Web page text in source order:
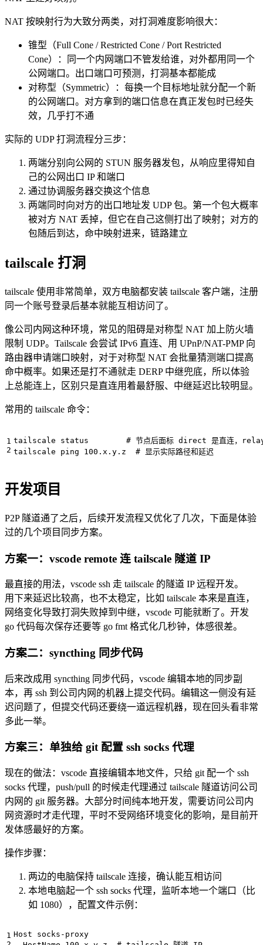
NAT 按映射行为大致分两类，对打洞难度影响很大：
锥型（Full Cone / Restricted Cone / Port Restricted
Cone）：同一个内网端口不管发给谁，对外都用同一个
公网端口。出口端口可预测，打洞基本都能成
对称型（Symmetric）：每换一个目标地址就分配一个新
的公网端口。对方拿到的端口信息在真正发包时已经失
效，几乎打不通
实际的 UDP 打洞流程分三步：
两端分别向公网的 STUN 服务器发包，从响应里得知自
己的公网出口 IP 和端口
通过协调服务器交换这个信息
两端同时向对方的出口地址发 UDP 包。第一个包大概率
被对方 NAT 丢掉，但它在自己这侧打出了映射；对方的
包随后到达，命中映射进来，链路建立
tailscale 打洞
tailscale 使用非常简单，双方电脑都安装 tailscale 客户端，注册
同一个账号登录后基本就能互相访问了。
像公司内网这种环境，常见的阻碍是对称型 NAT 加上防火墙
限制 UDP。Tailscale 会尝试 IPv6 直连、用 UPnP/NAT-PMP 向
路由器申请端口映射，对于对称型 NAT 会批量猜测端口提高
命中概率。如果还是打不通就走 DERP 中继兜底，所以体验
上总能连上，区别只是直连用着最舒服、中继延迟比较明显。
常用的 tailscale 命令：
tailscale status # 节点后面标 direct 是直连，
tailscale ping 100.x.y.z # 显示实际路径和延迟
开发项目
P2P 隧道通了之后，后续开发流程又优化了几次，下面是体验
过的几个项目同步方案。
方案一：vscode remote 连 tailscale 隧道 IP
最直接的用法，vscode ssh 走 tailscale 的隧道 IP 远程开发。
用下来延迟比较高，也不太稳定，比如 tailscale 本来是直连，
网络变化导致打洞失败掉到中继，vscode 可能就断了。开发
go 代码每次保存还要等 go fmt 格式化几秒钟，体感很差。
方案二：syncthing 同步代码
后来改成用 syncthing 同步代码，vscode 编辑本地的同步副
本，再 ssh 到公司内网的机器上提交代码。编辑这一侧没有延
迟问题了，但提交代码还要绕一道远程机器，现在回头看非常
多此一举。
方案三：单独给 git 配置 ssh socks 代理
现在的做法：vscode 直接编辑本地文件，只给 git 配一个 ssh
socks 代理，push/pull 的时候走代理通过 tailscale 隧道访问公司
内网的 git 服务器。大部分时间纯本地开发，需要访问公司内
网资源时才走代理，平时不受网络环境变化的影响，是目前开
发体感最好的方案。
操作步骤：
两边的电脑保持 tailscale 连接，确认能互相访问
本地电脑起一个 ssh socks 代理，监听本地一个端口（比
如 1080），配置文件示例：